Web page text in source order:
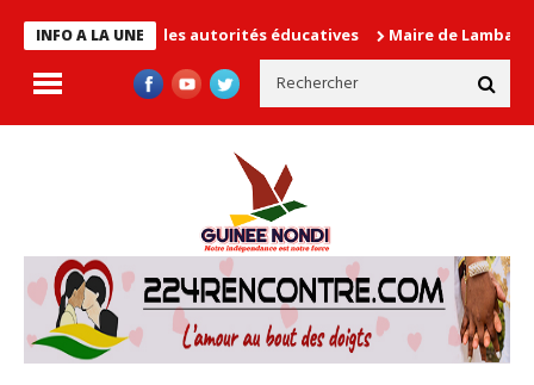
INFO A LA UNE
cause les autorités éducatives Maire de Lambanyi : Baba